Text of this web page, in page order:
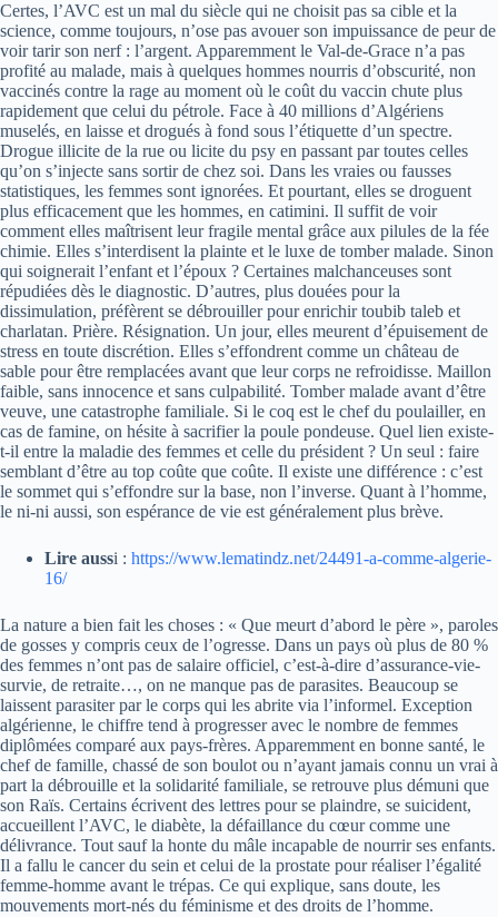
Certes, l’AVC est un mal du siècle qui ne choisit pas sa cible et la
science, comme toujours, n’ose pas avouer son impuissance de peur de
voir tarir son nerf : l’argent. Apparemment le Val-de-Grace n’a pas
profité au malade, mais à quelques hommes nourris d’obscurité, non
vaccinés contre la rage au moment où le coût du vaccin chute plus
rapidement que celui du pétrole. Face à 40 millions d’Algériens
muselés, en laisse et drogués à fond sous l’étiquette d’un spectre.
Drogue illicite de la rue ou licite du psy en passant par toutes celles
qu’on s’injecte sans sortir de chez soi. Dans les vraies ou fausses
statistiques, les femmes sont ignorées. Et pourtant, elles se droguent
plus efficacement que les hommes, en catimini. Il suffit de voir
comment elles maîtrisent leur fragile mental grâce aux pilules de la fée
chimie. Elles s’interdisent la plainte et le luxe de tomber malade. Sinon
qui soignerait l’enfant et l’époux ? Certaines malchanceuses sont
répudiées dès le diagnostic. D’autres, plus douées pour la
dissimulation, préfèrent se débrouiller pour enrichir toubib taleb et
charlatan. Prière. Résignation. Un jour, elles meurent d’épuisement de
stress en toute discrétion. Elles s’effondrent comme un château de
sable pour être remplacées avant que leur corps ne refroidisse. Maillon
faible, sans innocence et sans culpabilité. Tomber malade avant d’être
veuve, une catastrophe familiale. Si le coq est le chef du poulailler, en
cas de famine, on hésite à sacrifier la poule pondeuse. Quel lien existe-
t-il entre la maladie des femmes et celle du président ? Un seul : faire
semblant d’être au top coûte que coûte. Il existe une différence : c’est
le sommet qui s’effondre sur la base, non l’inverse. Quant à l’homme,
le ni-ni aussi, son espérance de vie est généralement plus brève.
Lire aussi : https://www.lematindz.net/24491-a-comme-algerie-
16/
La nature a bien fait les choses : « Que meurt d’abord le père », paroles
de gosses y compris ceux de l’ogresse. Dans un pays où plus de 80 %
des femmes n’ont pas de salaire officiel, c’est-à-dire d’assurance-vie-
survie, de retraite…, on ne manque pas de parasites. Beaucoup se
laissent parasiter par le corps qui les abrite via l’informel. Exception
algérienne, le chiffre tend à progresser avec le nombre de femmes
diplômées comparé aux pays-frères. Apparemment en bonne santé, le
chef de famille, chassé de son boulot ou n’ayant jamais connu un vrai à
part la débrouille et la solidarité familiale, se retrouve plus démuni que
son Raïs. Certains écrivent des lettres pour se plaindre, se suicident,
accueillent l’AVC, le diabète, la défaillance du cœur comme une
délivrance. Tout sauf la honte du mâle incapable de nourrir ses enfants.
Il a fallu le cancer du sein et celui de la prostate pour réaliser l’égalité
femme-homme avant le trépas. Ce qui explique, sans doute, les
mouvements mort-nés du féminisme et des droits de l’homme.